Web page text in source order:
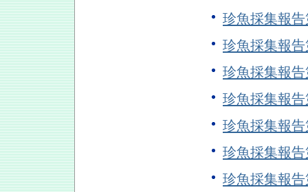
珍魚採集報
珍魚採集報
珍魚採集報
珍魚採集報
珍魚採集
珍魚採集報
珍魚採集